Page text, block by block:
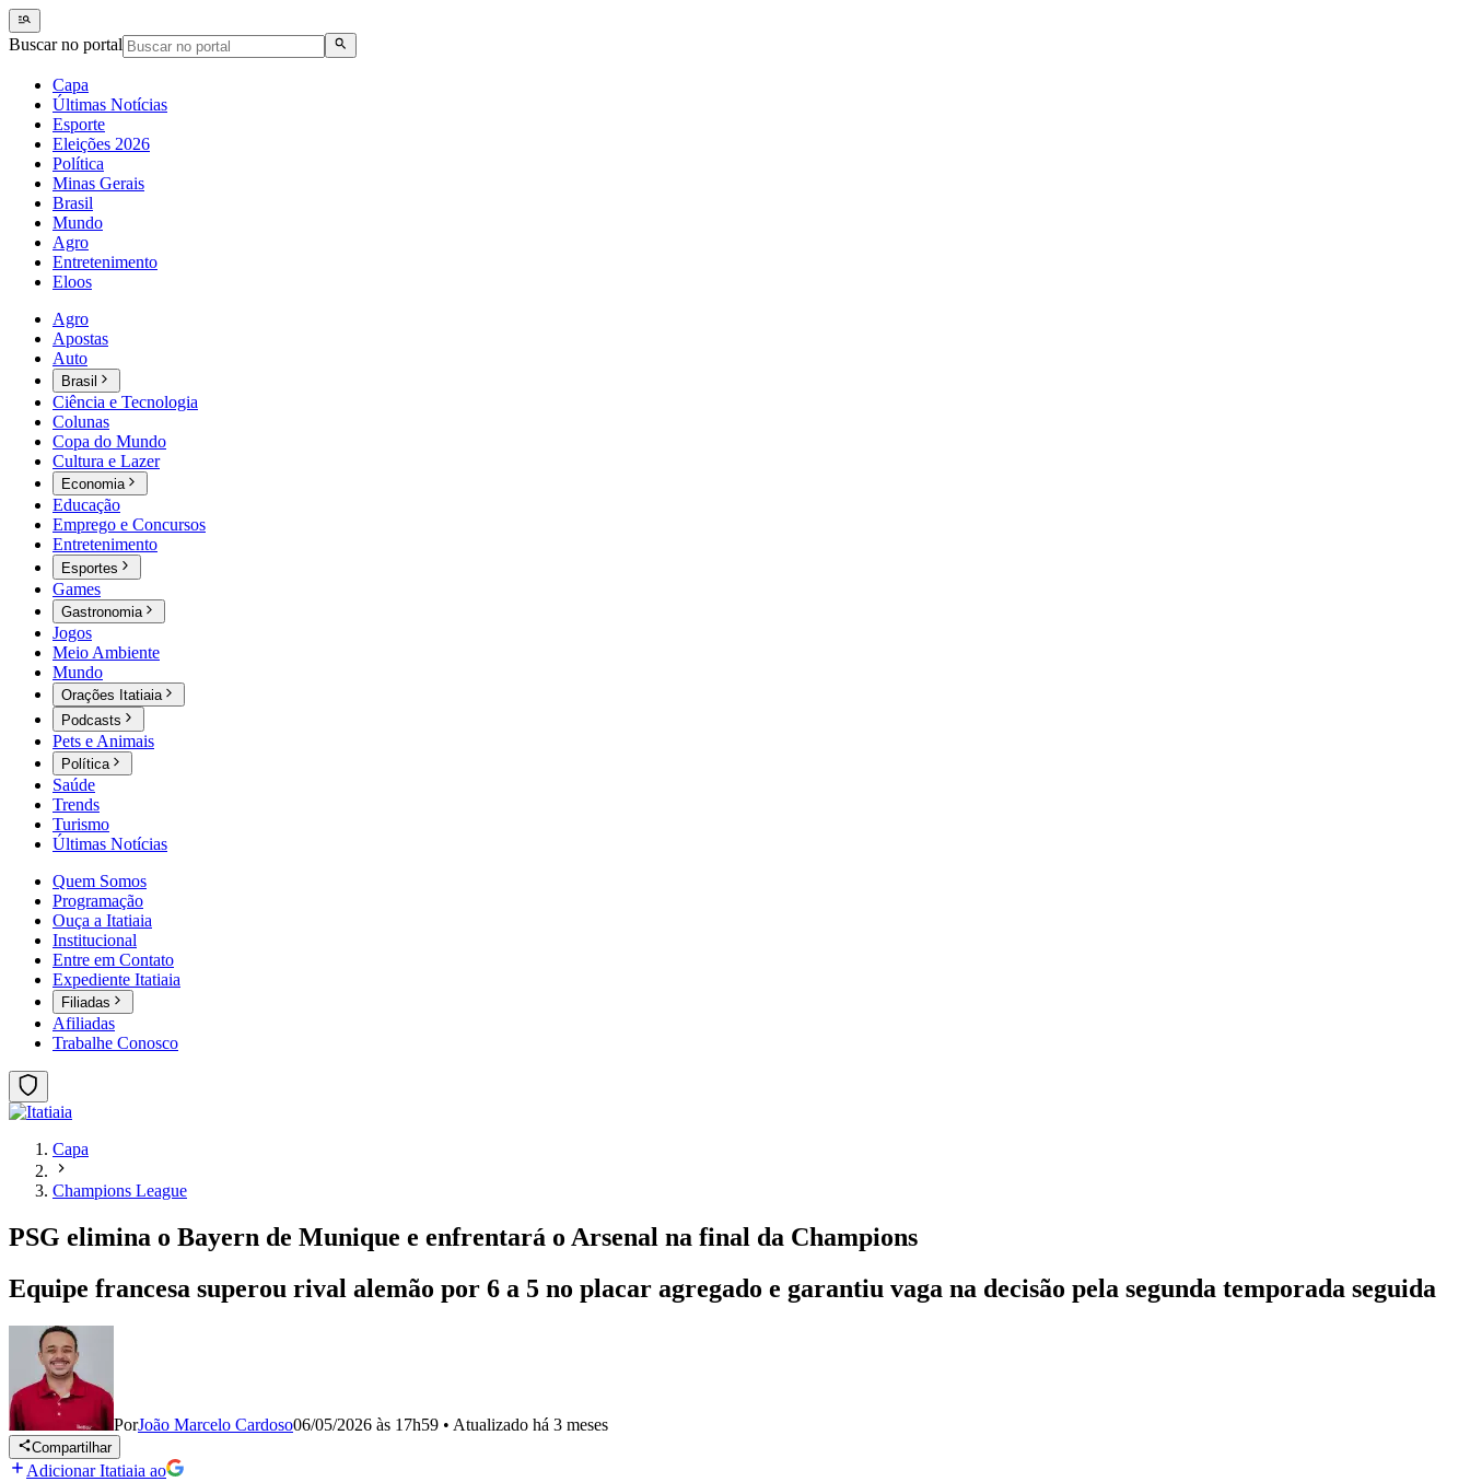
Buscar no portal
Capa
Últimas Notícias
Esporte
Eleições 2026
Política
Minas Gerais
Brasil
Mundo
Agro
Entretenimento
Eloos
Agro
Apostas
Auto
Brasil
Ciência e Tecnologia
Colunas
Copa do Mundo
Cultura e Lazer
Economia
Educação
Emprego e Concursos
Entretenimento
Esportes
Games
Gastronomia
Jogos
Meio Ambiente
Mundo
Orações Itatiaia
Podcasts
Pets e Animais
Política
Saúde
Trends
Turismo
Últimas Notícias
Quem Somos
Programação
Ouça a Itatiaia
Institucional
Entre em Contato
Expediente Itatiaia
Filiadas
Afiliadas
Trabalhe Conosco
Capa
Champions League
PSG elimina o Bayern de Munique e enfrentará o Arsenal na final da Champions
Equipe francesa superou rival alemão por 6 a 5 no placar agregado e garantiu vaga na decisão pela segunda temporada seguida
PorJoão Marcelo Cardoso06/05/2026 às 17h59 • Atualizado há 3 meses
Compartilhar
Adicionar Itatiaia ao